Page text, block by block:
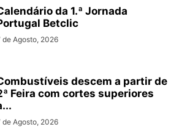
da 1.ª Jornada
Betclic
de Agosto, 2026
descem a partir de
Feira com cortes superiores
de Agosto, 2026